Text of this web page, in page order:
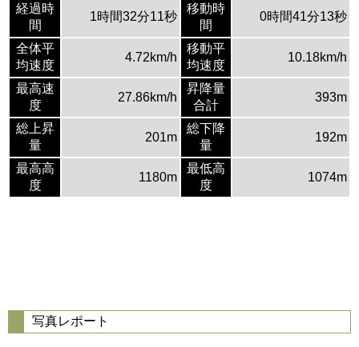
経過時
間
1時間32分11秒
移動時
間
0時間41分13秒
全体平
均速度
4.72km/h
移動平
均速度
10.18km/h
最高速
度
27.86km/h
昇降量
合計
393m
総上昇
量
201m
総下降
量
192m
最高高
度
1180m
最低高
度
1074m
写真レポート